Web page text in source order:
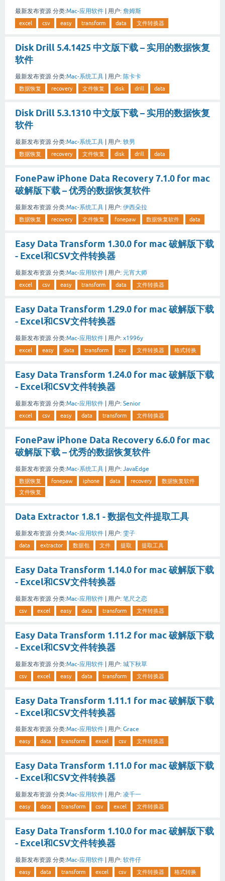
最新发布资源 分类:Mac-应用软件 | 用户: 詹姆斯
excel csv easy transform data 文件转换器
Disk Drill 5.4.1425 中文版下载 – 实用的数据恢复
软件
最新发布资源 分类:Mac-系统工具 | 用户: 陈卡卡
数据恢复 recovery 文件恢复 disk drill data
Disk Drill 5.3.1310 中文版下载 – 实用的数据恢复
软件
最新发布资源 分类:Mac-系统工具 | 用户: 轶男
数据恢复 recovery 文件恢复 disk drill data
FonePaw iPhone Data Recovery 7.1.0 for mac
破解版下载 – 优秀的数据恢复软件
最新发布资源 分类:Mac-系统工具 | 用户: 伊西朵拉
数据恢复 recovery 文件恢复 fonepaw 数据恢复软件 data
Easy Data Transform 1.30.0 for mac 破解版下载
- Excel和CSV文件转换器
最新发布资源 分类:Mac-应用软件 | 用户: 元宵大师
excel csv easy transform data 文件转换器
Easy Data Transform 1.29.0 for mac 破解版下载
- Excel和CSV文件转换器
最新发布资源 分类:Mac-应用软件 | 用户: x1996y
excel easy data transform csv 文件转换器 格式转换
Easy Data Transform 1.24.0 for mac 破解版下载
- Excel和CSV文件转换器
最新发布资源 分类:Mac-应用软件 | 用户: Senior
excel csv easy data transform 文件转换器
FonePaw iPhone Data Recovery 6.6.0 for mac
破解版下载 – 优秀的数据恢复软件
最新发布资源 分类:Mac-系统工具 | 用户: JavaEdge
数据恢复 fonepaw iphone data recovery
数据恢复软件
文件恢复
Data Extractor 1.8.1 - 数据包文件提取工具
最新发布资源 分类:Mac-应用软件 | 用户: 雯子
data extractor 数据包 文件 提取 提取工具
Easy Data Transform 1.14.0 for mac 破解版下载
- Excel和CSV文件转换器
最新发布资源 分类:Mac-应用软件 | 用户: 笔尺之恋
csv excel easy data transform 文件转换器
Easy Data Transform 1.11.2 for mac 破解版下载
- Excel和CSV文件转换器
最新发布资源 分类:Mac-应用软件 | 用户: 城下秋草
csv excel easy data transform 文件转换器
Easy Data Transform 1.11.1 for mac 破解版下载
- Excel和CSV文件转换器
最新发布资源 分类:Mac-应用软件 用户: Grace
easy data transform excel csv 文件转换器
Easy Data Transform 1.11.0 for mac 破解版下载
- Excel和CSV文件转换器
最新发布资源 分类:Mac-应用软件 用户: 凌千一
easy data transform csv excel 文件转换器
Easy Data Transform 1.10.0 for mac 破解版下载
- Excel和CSV文件转换器
最新发布资源 分类:Mac-应用软件 用户: 软件仔
easy data transform excel csv 文件转换器 格式转换